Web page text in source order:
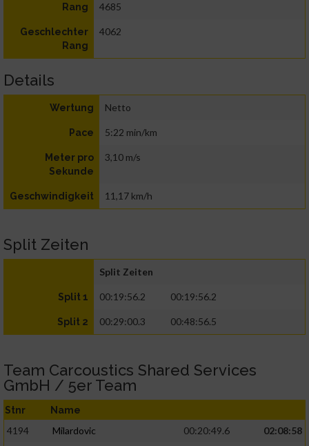
Rang 4685
Geschlechter
Rang
4062
Details
Wertung Netto
Pace 5:22 min/km
Meter pro
Sekunde
3,10 m/s
Geschwindigkeit 11,17 km/h
Split Zeiten
Split Zeiten
Split 1 00:19:56.2 00:19:56.2
Split 2 00:29:00.3 00:48:56.5
Team Carcoustics Shared Services
GmbH / 5er Team
Stnr Name
4194 Milardovic 00:20:49.6
02:08:58